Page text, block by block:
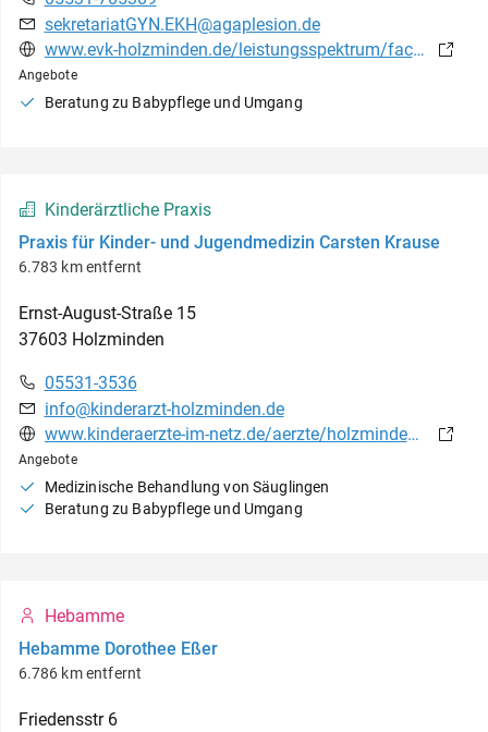
sekretariatGYN.EKH@agaplesion.de
www.evk-holzminden.de/leistungsspektrum/fachabteilungen/geburtshilfe
Angebote
Beratung zu Babypflege und Umgang
Kinderärztliche Praxis
Praxis für Kinder- und Jugendmedizin Carsten Krause
6.783 km entfernt
Ernst-August-Straße 15
37603 Holzminden
05531-3536
info@kinderarzt-holzminden.de
www.kinderaerzte-im-netz.de/aerzte/holzminden/holzminden/startseite.html
Angebote
Medizinische Behandlung von Säuglingen
Beratung zu Babypflege und Umgang
Hebamme
Hebamme Dorothee Eßer
6.786 km entfernt
Friedensstr 6